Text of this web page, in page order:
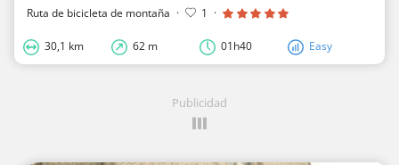
Ruta de bicicleta de montaña · 1 ·
30,1 km 62 m 01h40 Easy
Publicidad